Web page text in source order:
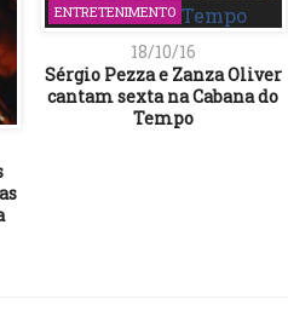
ENTRETENIMENTO
18/10/16
Sérgio Pezza e Zanza Oliver
cantam sexta na Cabana do
Tempo